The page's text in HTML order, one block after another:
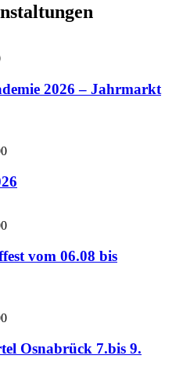
2026 – Jahrmarkt
vom 06.08 bis
Osnabrück 7.bis 9.